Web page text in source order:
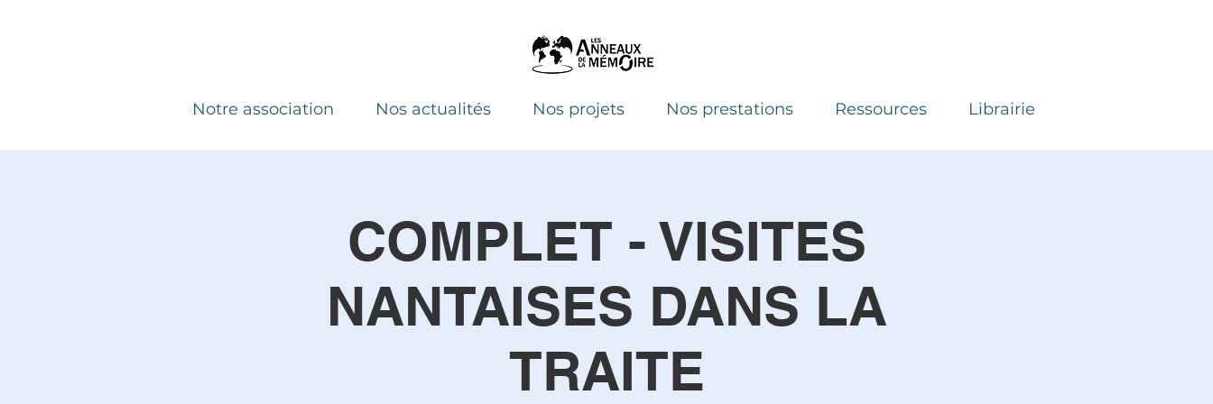
Notre association Nos actualités Nos projets Nos prestations Ressources Librairie
COMPLET - VISITES
NANTAISES DANS LA
TRAITE